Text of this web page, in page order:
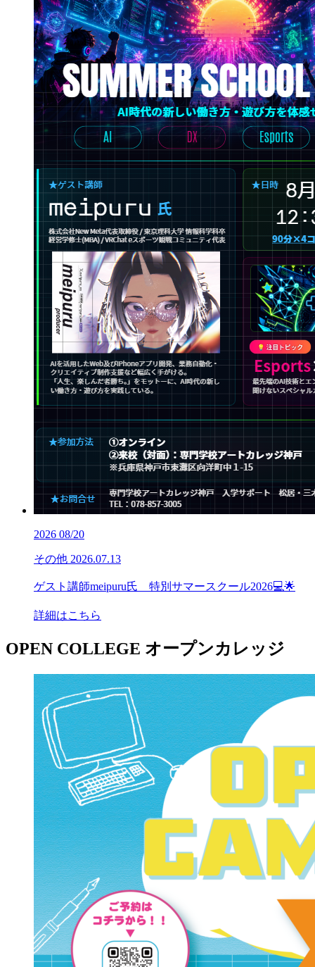
2026 08/20
その他 2026.07.13
ゲスト講師meipuru氏 特別サマースクール2026💻🌟
詳細はこちら
OPEN COLLEGE オープンカレッジ